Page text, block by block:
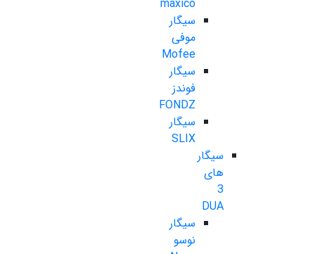
maxico
سیگار
موفی
Mofee
سیگار
فوندز
FONDZ
سیگار
SLIX
سیگار
های
3
DUA
سیگار
نوسو